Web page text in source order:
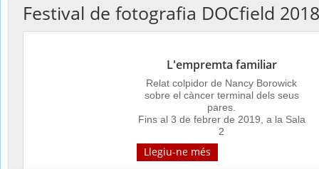
Festival de fotografia DOCfield 2018
L'empremta familiar
Relat colpidor de Nancy Borowick
sobre el càncer terminal dels seus
pares.
Fins al 3 de febrer de 2019, a la Sala
2
Llegiu-ne més